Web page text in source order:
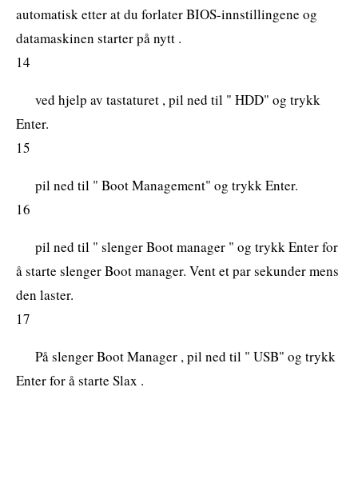
automatisk etter at du forlater BIOS-innstillingene og
datamaskinen starter på nytt .
14
ved hjelp av tastaturet , pil ned til " HDD" og trykk
Enter.
15
pil ned til " Boot Management" og trykk Enter.
16
pil ned til " slenger Boot manager " og trykk Enter for
å starte slenger Boot manager. Vent et par sekunder mens
den laster.
17
På slenger Boot Manager , pil ned til " USB" og trykk
Enter for å starte Slax .